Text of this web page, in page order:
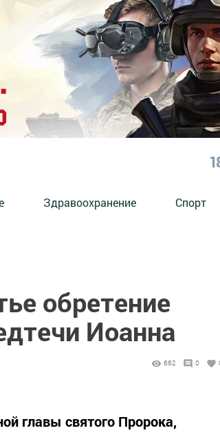
Здравоохранение Спорт
обретение
Иоанна
662 0
главы святого Пророка,